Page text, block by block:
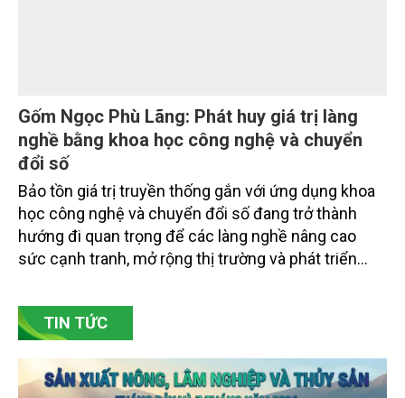
Gốm Ngọc Phù Lãng: Phát huy giá trị làng
nghề bằng khoa học công nghệ và chuyển
đổi số
Bảo tồn giá trị truyền thống gắn với ứng dụng khoa
học công nghệ và chuyển đổi số đang trở thành
hướng đi quan trọng để các làng nghề nâng cao
bền vững. Tại làng gốm Phù Lãng, xã Phù Lãng, tỉnh
Bắc Ninh, nhiều nghệ nhân và cơ sở sản xuất đã
chủ động đổi mới tư duy, đầu tư công nghệ, xây
dựng thương hiệu trên nền tảng giá trị truyền thống.
TIN TỨC